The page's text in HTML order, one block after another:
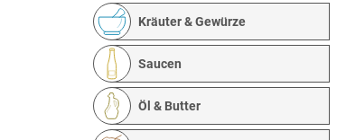
Kräuter & Gewürze
Saucen
Öl & Butter